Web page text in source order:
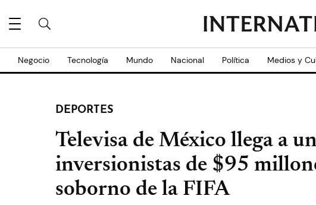
Negocio Tecnología Mundo Nacional Política Medios y
DEPORTES
Televisa de México llega a
inversionistas de $95
soborno de la FIFA